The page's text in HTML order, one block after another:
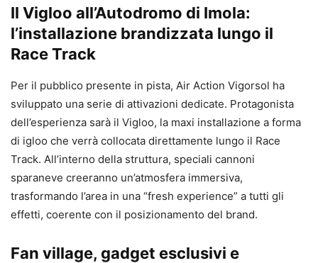
Il Vigloo all’Autodromo di Imola:
l’installazione brandizzata lungo il
Race Track
Per il pubblico presente in pista, Air Action Vigorsol ha
sviluppato una serie di attivazioni dedicate. Protagonista
dell’esperienza sarà il Vigloo, la maxi installazione a forma
di igloo che verrà collocata direttamente lungo il Race
Track. All’interno della struttura, speciali cannoni
sparaneve creeranno un’atmosfera immersiva,
trasformando l’area in una “fresh experience” a tutti gli
effetti, coerente con il posizionamento del brand.
Fan village, gadget esclusivi e